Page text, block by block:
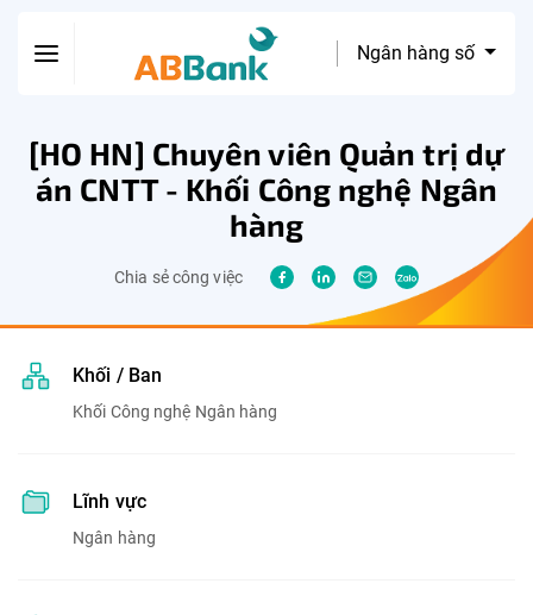
Ngân hàng số
[HO HN] Chuyên viên Quản trị dự
án CNTT - Khối Công nghệ Ngân
hàng
Chia sẻ công việc
Khối / Ban
Khối Công nghệ Ngân hàng
Lĩnh vực
Ngân hàng